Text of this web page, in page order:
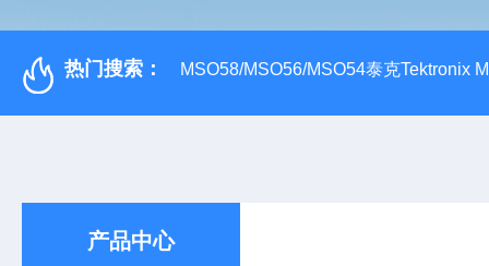
热门搜索： MSO58/MSO56/MSO54泰克Tektronix
产品中心